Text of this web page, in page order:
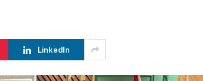
LinkedIn